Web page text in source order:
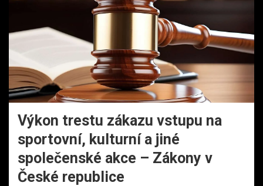
Výkon trestu zákazu vstupu na
sportovní, kulturní a jiné
společenské akce – Zákony v
České republice